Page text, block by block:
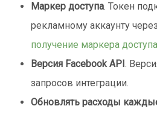
Маркер доступа. Токен
рекламному аккаунту
получение маркера
Версия Facebook API.
запросов интеграции.
Обновлять расходы